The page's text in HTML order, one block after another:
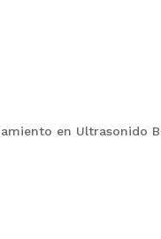
en Ultrasonido